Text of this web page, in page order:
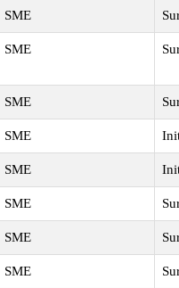
SME
SME
SME
SME
SME
SME
SME
SME